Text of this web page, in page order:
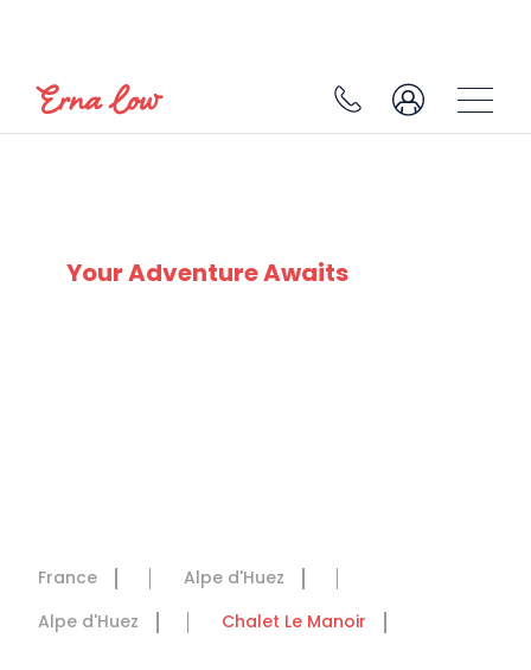
Your Adventure Awaits
France
Alpe d'Huez
Alpe d'Huez
Chalet Le Manoir